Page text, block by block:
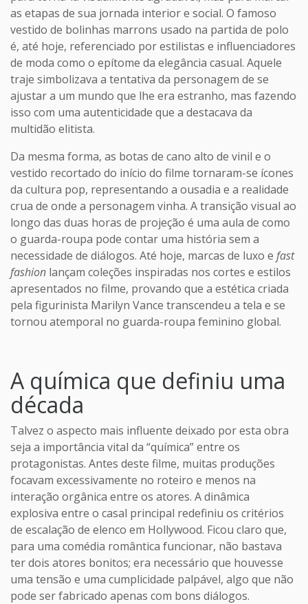
as etapas de sua jornada interior e social. O famoso
vestido de bolinhas marrons usado na partida de polo
é, até hoje, referenciado por estilistas e influenciadores
de moda como o epítome da elegância casual. Aquele
traje simbolizava a tentativa da personagem de se
ajustar a um mundo que lhe era estranho, mas fazendo
isso com uma autenticidade que a destacava da
multidão elitista.
Da mesma forma, as botas de cano alto de vinil e o
vestido recortado do início do filme tornaram-se ícones
da cultura pop, representando a ousadia e a realidade
crua de onde a personagem vinha. A transição visual ao
longo das duas horas de projeção é uma aula de como
o guarda-roupa pode contar uma história sem a
necessidade de diálogos. Até hoje, marcas de luxo e fast
fashion lançam coleções inspiradas nos cortes e estilos
apresentados no filme, provando que a estética criada
pela figurinista Marilyn Vance transcendeu a tela e se
tornou atemporal no guarda-roupa feminino global.
A química que definiu uma
década
Talvez o aspecto mais influente deixado por esta obra
seja a importância vital da “química” entre os
protagonistas. Antes deste filme, muitas produções
focavam excessivamente no roteiro e menos na
interação orgânica entre os atores. A dinâmica
explosiva entre o casal principal redefiniu os critérios
de escalação de elenco em Hollywood. Ficou claro que,
para uma comédia romântica funcionar, não bastava
ter dois atores bonitos; era necessário que houvesse
uma tensão e uma cumplicidade palpável, algo que não
pode ser fabricado apenas com bons diálogos.